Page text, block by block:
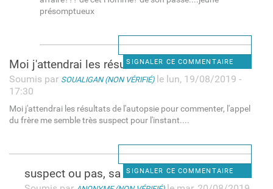
présomptueux
SIGNALER CE COMMENTAIRE
Moi j'attendrai les résultats
Soumis par SOUALIGAN (NON VÉRIFIÉ)le lun, 19/08/2019 -
17:30
Moi j'attendrai les résultats de l'autopsie pour commenter, l'appel
du frère me semble très suspect pour l'instant....
SIGNALER CE COMMENTAIRE
suspect ou pas, sa fille va